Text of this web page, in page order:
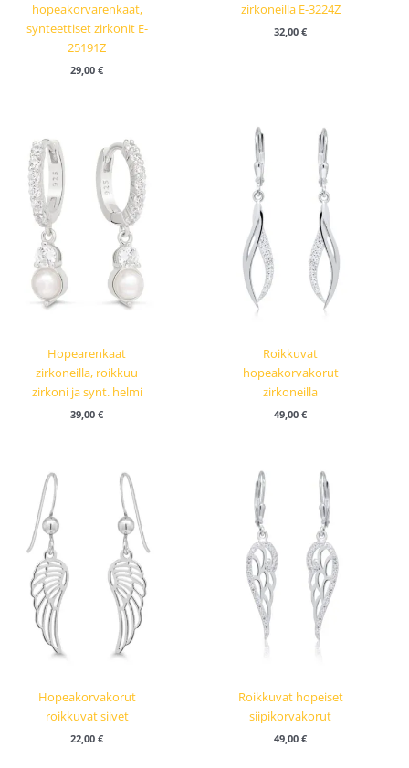
hopeakorvarenkaat,
synteettiset zirkonit E-
25191Z
29,00 €
zirkoneilla E-3224Z
32,00 €
Hopearenkaat
zirkoneilla, roikkuu
zirkoni ja synt. helmi
39,00 €
Roikkuvat
hopeakorvakorut
zirkoneilla
49,00 €
Hopeakorvakorut
roikkuvat siivet
22,00 €
Roikkuvat hopeiset
siipikorvakorut
49,00 €